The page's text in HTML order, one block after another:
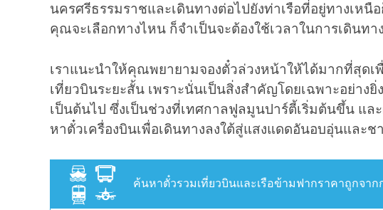
นครศรีธรรมราชและเดินทางต่อไปยังท่าเรือที่อยู่ทางเหนื
คุณจะเลือกทางไหน ก็จำเป็นจะต้องใช้เวลาในการเดินทา
เราแนะนำให้คุณพยายามจองตั๋วล่วงหน้าให้ได้มากที่สุด
เที่ยวบินระยะสั้น เพราะนั่นเป็นสิ่งสำคัญโดยเฉพาะอย่าง
เป็นต้นไป ซึ่งเป็นช่วงที่เทศกาลฟูลมูนปาร์ตี้เริ่มต้นขึ้น แ
หาตั๋วเครื่องบินเพื่อเดินทางลงใต้สู่แสงแดดอันอบอุ่นและ
ค้นหาตั๋วรวมเที่ยวบินและเรือข้ามฟากราคาถูกจาก